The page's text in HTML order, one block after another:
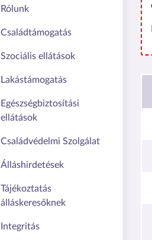
Rólunk
Családtámogatás
Szociális ellátások
Lakástámogatás
Egészségbiztosítási
ellátások
Családvédelmi Szolgálat
Álláshirdetések
Tájékoztatás
álláskeresőknek
Integritás